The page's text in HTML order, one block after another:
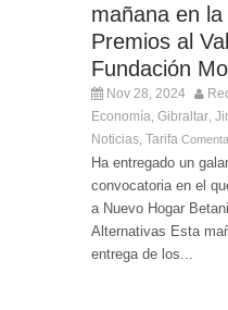
mañana en
Premios al
Fundación
Nov 28, 2024
Economía Gibraltar
Noticias Tarifa
Ha entregado un
convocatoria en el
a Nuevo Hogar
Alternativas Esta
entrega de los...